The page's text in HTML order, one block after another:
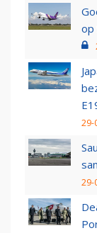
op
29-
29-